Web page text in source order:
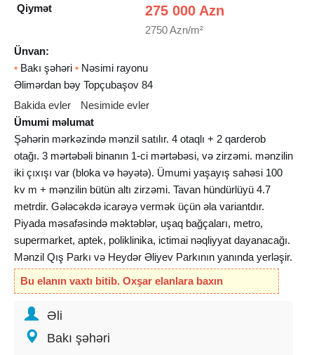
Qiymət 275 000 Azn
2750 Azn/m²
Ünvan:
• Bakı şəhəri • Nəsimi rayonu
Əlimərdan bəy Topçubaşov 84
Bakida evler
Nesimide evler
Ümumi məlumat
Şəhərin mərkəzində mənzil satılır. 4 otaqlı + 2 qarderob
otağı. 3 mərtəbəli binanın 1-ci mərtəbəsi, və zirzəmi. mənzilin
iki çıxışı var (bloka və həyətə). Ümumi yaşayış sahəsi 100
kv m + mənzilin bütün altı zirzəmi. Tavan hündürlüyü 4.7
metrdir. Gələcəkdə icarəyə vermək üçün əla variantdır.
Piyada məsafəsində məktəblər, uşaq bağçaları, metro,
supermarket, aptek, poliklinika, ictimai nəqliyyat dayanacağı.
Mənzil Qış Parkı və Heydər Əliyev Parkının yanında yerləşir.
Bütün sənədlər qaydasındadır.
Bu elanın vaxtı bitib. Oxşar elanlara baxın
Əli
Bakı şəhəri